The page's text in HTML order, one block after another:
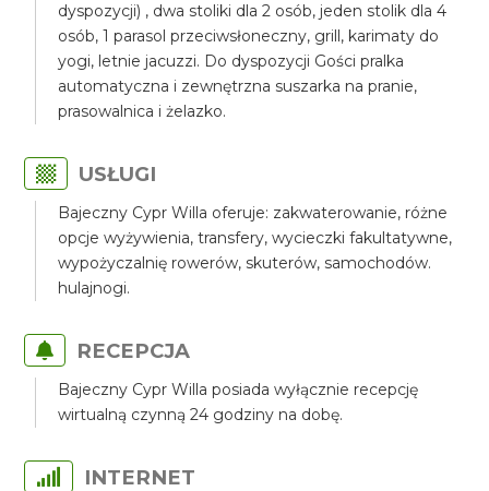
dyspozycji) , dwa stoliki dla 2 osób, jeden stolik dla 4
osób, 1 parasol przeciwsłoneczny, grill, karimaty do
yogi, letnie jacuzzi. Do dyspozycji Gości pralka
automatyczna i zewnętrzna suszarka na pranie,
prasowalnica i żelazko.
USŁUGI
Bajeczny Cypr Willa oferuje: zakwaterowanie, różne
opcje wyżywienia, transfery, wycieczki fakultatywne,
wypożyczalnię rowerów, skuterów, samochodów.
hulajnogi.
RECEPCJA
Bajeczny Cypr Willa posiada wyłącznie recepcję
wirtualną czynną 24 godziny na dobę.
INTERNET